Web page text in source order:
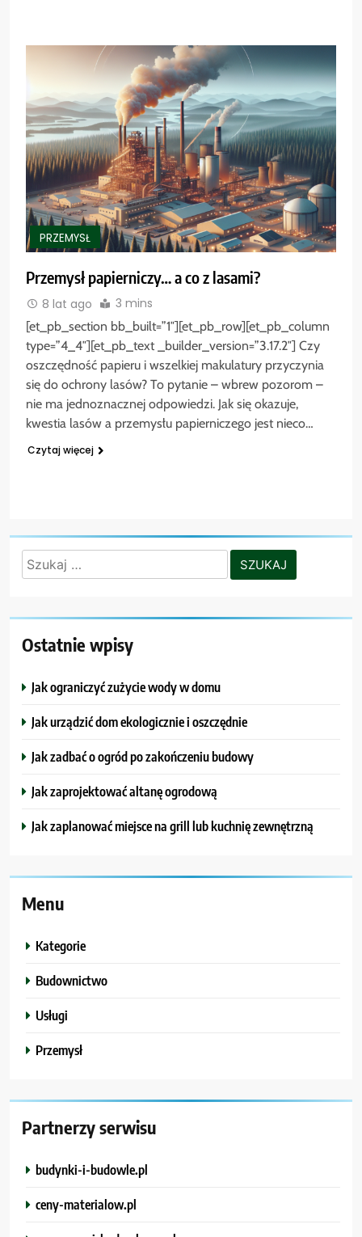
PRZEMYSŁ
Przemysł papierniczy… a co z lasami?
8 lat ago 3 mins
[et_pb_section bb_built=”1″][et_pb_row][et_pb_column
type=”4_4″][et_pb_text _builder_version=”3.17.2″] Czy
oszczędność papieru i wszelkiej makulatury przyczynia
się do ochrony lasów? To pytanie – wbrew pozorom –
nie ma jednoznacznej odpowiedzi. Jak się okazuje,
kwestia lasów a przemysłu papierniczego jest nieco…
Czytaj więcej
Szukaj:
Ostatnie wpisy
Jak ograniczyć zużycie wody w domu
Jak urządzić dom ekologicznie i oszczędnie
Jak zadbać o ogród po zakończeniu budowy
Jak zaprojektować altanę ogrodową
Jak zaplanować miejsce na grill lub kuchnię zewnętrzną
Menu
Kategorie
Budownictwo
Usługi
Przemysł
Partnerzy serwisu
budynki-i-budowle.pl
ceny-materialow.pl